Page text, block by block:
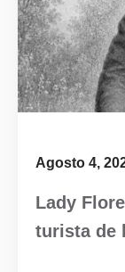
Agosto 4,
Lady
turista de